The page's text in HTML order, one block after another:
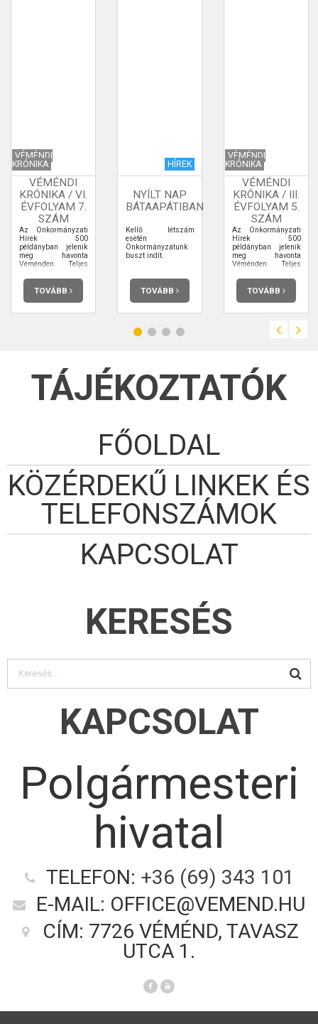
VÉMÉNDI
KRÓNIKA
VÉMÉNDI
KRÓNIKA / VI.
ÉVFOLYAM 7.
SZÁM
Az Önkormányzati
Hírek 500
példányban jelenik
meg havonta
Véménden. Teljes
terjedelmében
elolvashatja.
TOVÁBB
HÍREK
NYÍLT NAP
BÁTAAPÁTIBAN
Kellő létszám
esetén
Önkormányzatunk
buszt indít.
TOVÁBB
VÉMÉNDI
KRÓNIKA
VÉMÉNDI
KRÓNIKA / III.
ÉVFOLYAM 5.
SZÁM
Az Önkormányzati
Hírek 500
példányban jelenik
meg havonta
Véménden. Teljes
terjedelmében
elolvashatja.
TOVÁBB
TÁJÉKOZTATÓK
FŐOLDAL
KÖZÉRDEKŰ LINKEK ÉS
TELEFONSZÁMOK
KAPCSOLAT
KERESÉS
KAPCSOLAT
Polgármesteri
hivatal
TELEFON: +36 (69) 343 101
E-MAIL: OFFICE@VEMEND.HU
CÍM: 7726 VÉMÉND, TAVASZ
UTCA 1.